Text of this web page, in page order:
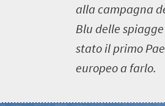
alla campagna
Blu delle
stato il primo
europeo a farlo.